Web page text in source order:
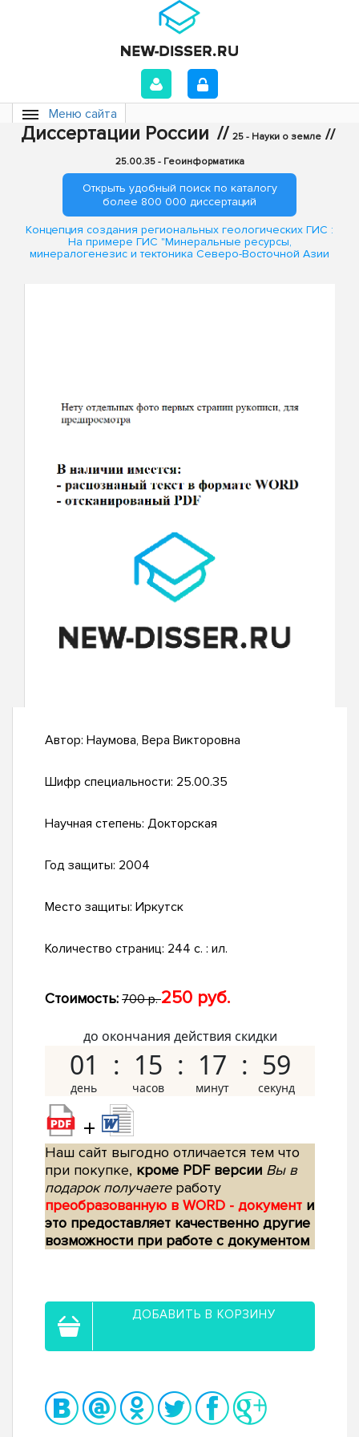
Меню сайта
Диссертации России // 25 - Науки о земле //
25.00.35 - Геоинформатика
Открыть удобный поиск по каталогу
более 800 000 диссертаций
Концепция создания региональных геологических ГИС :
На примере ГИС "Минеральные ресурсы,
минералогенезис и тектоника Северо-Восточной Азии
Автор: Наумова, Вера Викторовна
Шифр специальности: 25.00.35
Научная степень: Докторская
Год защиты: 2004
Место защиты: Иркутск
Количество страниц: 244 с. : ил.
Стоимость: 700 р.250 руб.
до окончания действия скидки
01 15 17 58
+
Наш сайт выгодно отличается тем что
при покупке, кроме PDF версии Вы в
подарок получаетеработу
преобразованную в WORD - документ и
это предоставляет качественно другие
возможности при работе с документом
ДОБАВИТЬ В КОРЗИНУ